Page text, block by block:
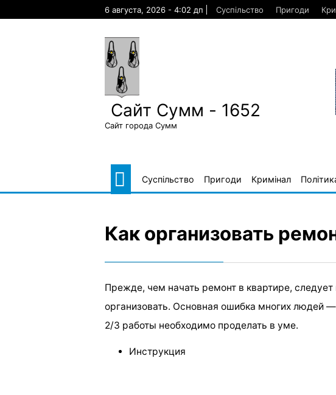
6 августа, 2026 - 4:02 дп Суспільство Пригоди
Сайт Сумм - 1652
Сайт города Сумм
Суспільство Пригоди Кримінал
Как организовать
Прежде, чем начать ремонт в квартире,
организовать. Основная ошибка многих людей
2/3 работы необходимо проделать в уме.
Инструкция